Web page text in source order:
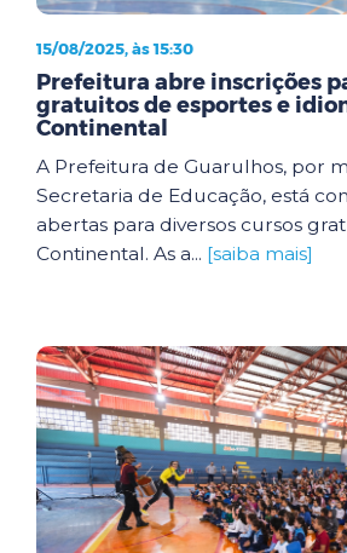
15/08/2025, às 15:30
Prefeitura abre inscrições
gratuitos de esportes e
Continental
A Prefeitura de Guarulhos, por
Secretaria de Educação, está
abertas para diversos cursos
Continental. As a... [saiba mais]